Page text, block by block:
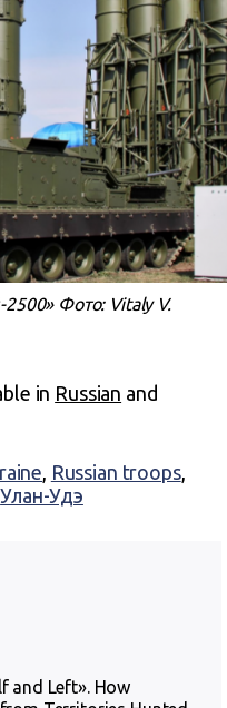
Фото: Vitaly V.
in Russian and
, Russian troops,
Улан-Удэ
and Left». How